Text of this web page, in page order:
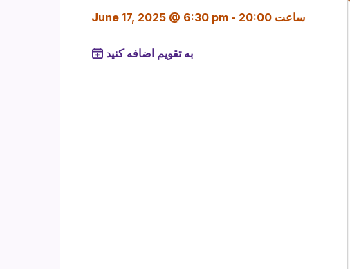
June 17, 2025 @ 6:30 pm - ساعت 20:00
به تقویم اضافه کنید